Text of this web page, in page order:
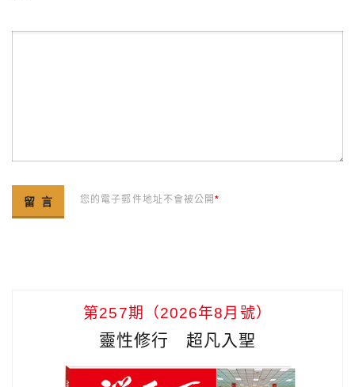
您的電子郵件地址不會被公開*
第257期（2026年8月號）
靈性修行 超凡入聖